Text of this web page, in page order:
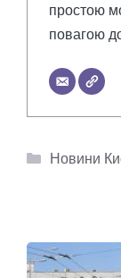
простою
повагою
Категорії
Новини